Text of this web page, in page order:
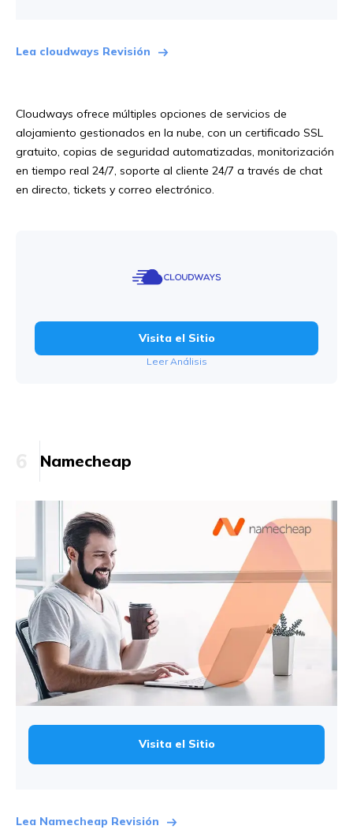
Lea cloudways Revisión
Cloudways ofrece múltiples opciones de servicios de
alojamiento gestionados en la nube, con un certificado SSL
gratuito, copias de seguridad automatizadas, monitorización
en tiempo real 24/7, soporte al cliente 24/7 a través de chat
en directo, tickets y correo electrónico.
Visita el Sitio
Leer Análisis
Namecheap
Visita el Sitio
Lea Namecheap Revisión